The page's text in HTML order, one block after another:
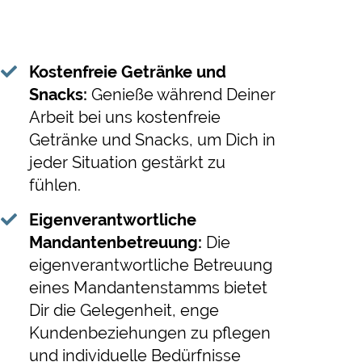
Kostenfreie Getränke und
Snacks: Genieße während Deiner
Arbeit bei uns kostenfreie
Getränke und Snacks, um Dich in
jeder Situation gestärkt zu
fühlen.
Eigenverantwortliche
Mandantenbetreuung: Die
eigenverantwortliche Betreuung
eines Mandantenstamms bietet
Dir die Gelegenheit, enge
Kundenbeziehungen zu pflegen
und individuelle Bedürfnisse